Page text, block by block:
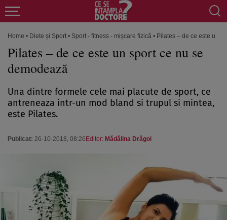
Home • Diete și Sport • Sport - fitness - mișcare fizică • Pilates – de ce este un
Pilates – de ce este un sport ce nu se
demodează
Una dintre formele cele mai placute de sport, ce
antreneaza intr-un mod bland si trupul si mintea,
este Pilates.
Publicat: 26-10-2018, 08:26 Editor: Mădălina Drăgoi